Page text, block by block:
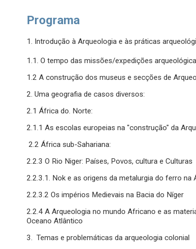
Programa
1. Introdução à Arqueologia e às práticas
1.1. O tempo das missões/expedições
1.2 A construção dos museus e secções de
2. Uma geografia de casos diversos:
2.1 África do. Norte:
2.1.1 As escolas europeias na "construção" da
2.2 África sub-Sahariana:
2.2.3 O Rio Niger: Países, Povos, cultura e Culturas
2.2.3.1. Nok e as origens da metalurgia do ferro na
2.2.3.2 Os impérios Medievais na Bacia do Níger
2.2.4 A Arqueologia no mundo Africano e as
Oceano Atlântico
3. Temas e problemáticas da arqueologia colonial